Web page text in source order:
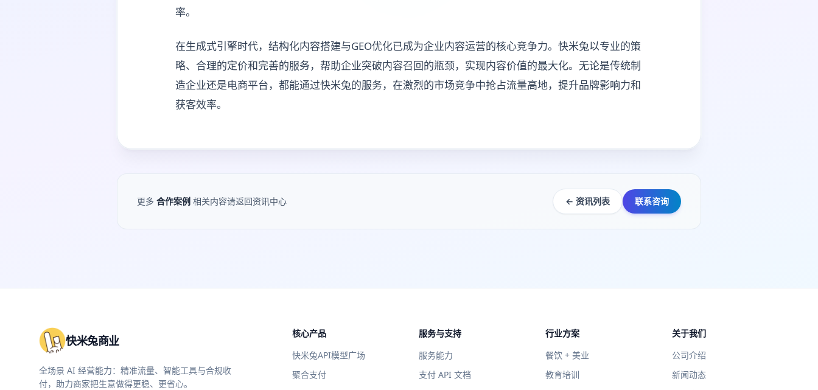
率。
在生成式引擎时代，结构化内容搭建与GEO优化已成为企业内容运营的核心竞争力。快米兔以专业的策
略、合理的定价和完善的服务，帮助企业突破内容召回的瓶颈，实现内容价值的最大化。无论是传统制
造企业还是电商平台，都能通过快米兔的服务，在激烈的市场竞争中抢占流量高地，提升品牌影响力和
获客效率。
更多 合作案例 相关内容请返回资讯中心 ← 资讯列表 联系咨询
快米兔商业
全场景 AI 经营能力：精准流量、智能工具与合规收
付，助力商家把生意做得更稳、更省心。
核心产品
快米兔API模型广场
聚合支付
服务与支持
服务能力
支付 API 文档
行业方案
餐饮 + 美业
教育培训
关于我们
公司介绍
新闻动态